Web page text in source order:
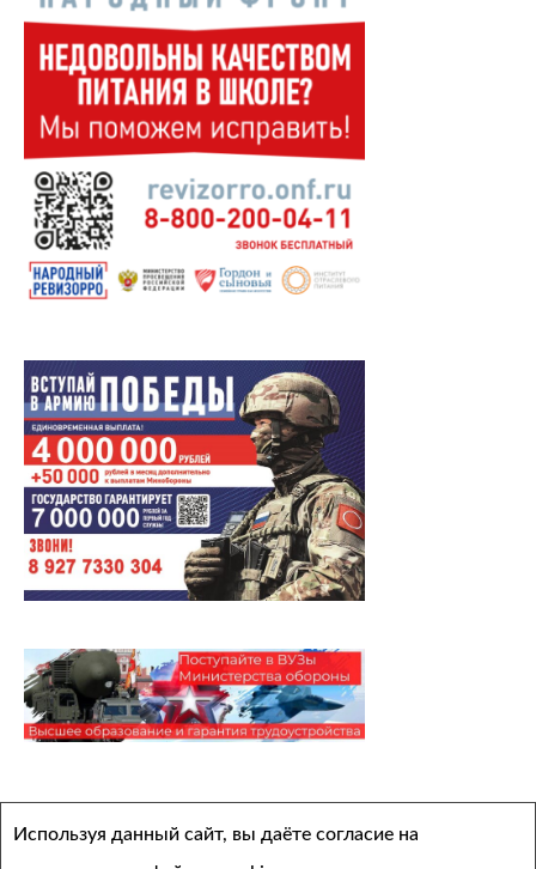
Архивы
Выберите месяц
Используя данный сайт, вы даёте согласие на